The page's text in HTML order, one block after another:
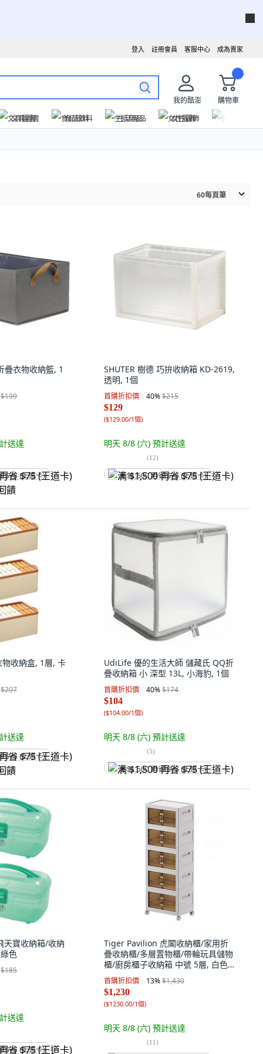
成為賣家
客服中心
註冊會員
登入
我的酷澎
購物車
文具圖書
食品飲料 生活用品 女性服飾
60每頁筆
疊衣物收納籃, 1
$199
送達
$75 (王道卡)
SHUTER 樹德 巧拚收納箱 KD-2619,
透明, 1個
首購折扣價 40%$215
$129
($129.00/1個)
明天 8/8 (六) 預計送達
(12)
满 $1,500 再省 $75 (王道卡)
收納盒, 1層, 卡
$207
送達
$75 (王道卡)
UdiLife 優的生活大師 儲藏氏 QQ折
疊收納箱 小 深型 13L, 小海豹, 1個
首購折扣價 40%$174
$104
($104.00/1個)
明天 8/8 (六) 預計送達
(5)
满 $1,500 再省 $75 (王道卡)
天寶收納箱/收納
色
$185
送達
$75 (王道卡)
Tiger Pavilion 虎閣收納櫃/家用折
疊收納櫃/多層置物櫃/帶輪玩具儲物
櫃/廚房櫃子收納箱 中號 5層, 白色,
1個
首購折扣價 13%$1,430
$1,230
($1230.00/1個)
明天 8/8 (六) 預計送達
(11)